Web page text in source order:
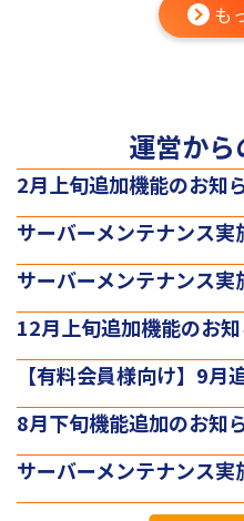
も
運営か
2月上旬追加機能のお知
サーバーメンテナンス実
サーバーメンテナンス実
12月上旬追加機能のお
【有料会員様向け】9月
8月下旬機能追加のお知
サーバーメンテナンス実